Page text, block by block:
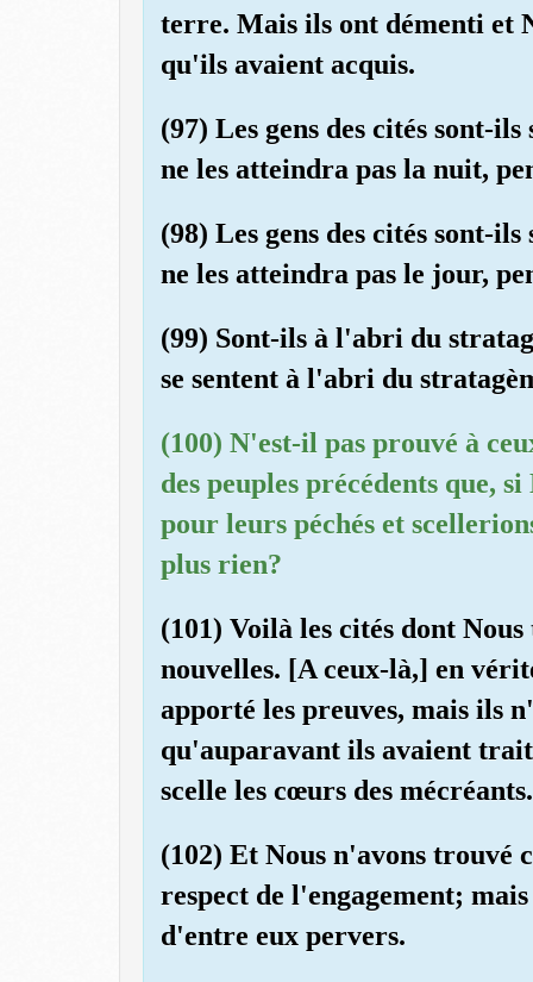
terre. Mais ils ont démenti et
qu'ils avaient acquis.
(97) Les gens des cités sont-
ne les atteindra pas la nuit,
(98) Les gens des cités sont-
ne les atteindra pas le jour,
(99) Sont-ils à l'abri du
se sentent à l'abri du
(100) N'est-il pas prouvé à
des peuples précédents que,
pour leurs péchés et
plus rien?
(101) Voilà les cités dont
nouvelles. [A ceux-là,] en
apporté les preuves, mais ils
qu'auparavant ils avaient
scelle les cœurs des mécréants.
(102) Et Nous n'avons trouvé
respect de l'engagement;
d'entre eux pervers.